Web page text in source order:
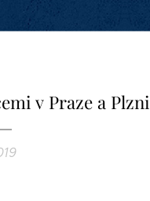
v Praze a Plzni